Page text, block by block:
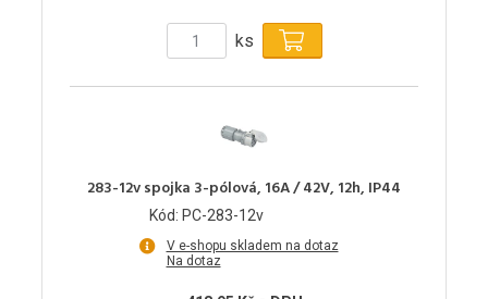
ks
283-12v spojka 3-pólová, 16A / 42V, 12h, IP44
Kód: PC-283-12v
V e-shopu skladem na dotaz
Na dotaz